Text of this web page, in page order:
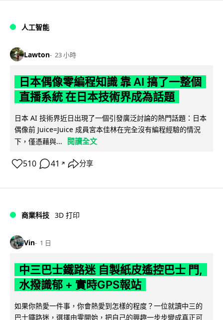
人工智能
Lawton 23 小時
日本偶像零編程知識 靠 AI 搞了一整個
直播系統 在日本技術界成為話題
日本 AI 技術界近日出現了一個引發廣泛討論的熱門話題：日本
偶像前 Juice=Juice 成員宮本佳林在完全沒有編程經驗的情況
下，僅憑藉與...
閱讀全文
510 41 ↗ 分享
商業科技 3D 打印
Vin 1 日
中三巴士鐵路迷 自製紙皮遙控巴士 門,
水撥識郁 + 實時GPS報站
如果你熱愛一件事，你會熱愛到怎樣的程度？一位就讀中三的
巴士鐵路迷，選擇由零開始，把自己的興趣一步步變成真正可